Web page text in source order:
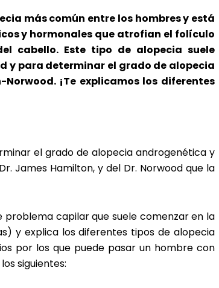
más común entre los hombres y está
y hormonales que atrofian el folículo
cabello. Este tipo de alopecia suele
y para determinar el grado de alopecia
¡Te explicamos los diferentes
el grado de alopecia androgenética y
James Hamilton, y del Dr. Norwood que la
capilar que suele comenzar en la
y explica los diferentes tipos de alopecia
por los que puede pasar un hombre con
siguientes: